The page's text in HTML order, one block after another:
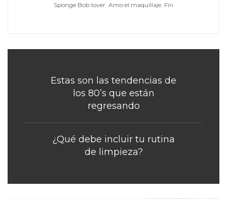
Sponge Bob lover. Amo el maquillaje. Fin
Estas son las tendencias de
los 80’s que están
regresando
¿Qué debe incluir tu rutina
de limpieza?